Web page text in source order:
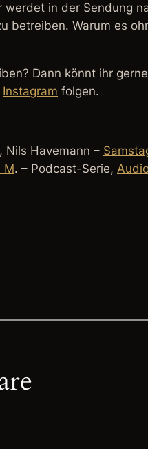
in der Sendung
betreiben. Warum es
Dann könnt ihr
Instagram folgen.
, Nils Havemann –
M. – Podcast-Serie,